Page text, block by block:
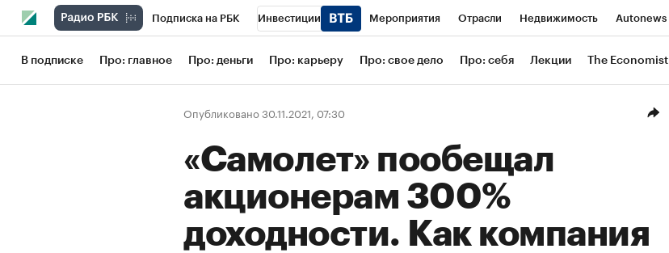
Подписка на РБК Инвестиции Мероприятия Отрасли Недвижимость Autonews
Школа управления РБК РБК Образование РБК Life Тренды Визионеры
Рынок наличной валюты
В подписке Про: главное Про: деньги Про: карьеру Про: свое дело Про: себя Лекции The Economist
Опубликовано 30.11.2021, 07:30
«Самолет» пообещал
акционерам 300%
доходности. Как компания